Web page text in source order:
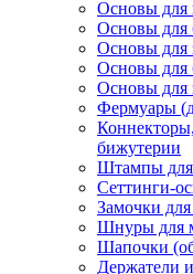
Основы для
Основы для
Основы для
Основы для
Основы для
Фермуары
бижутерии
Штампы
Сеттинги-
Замочки для
Шнуры для
Шапочки
Держатели